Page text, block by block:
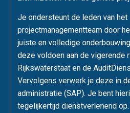
Je ondersteunt de leden van het
projectmanagementteam door
juiste en volledige
deze voldoen aan de vigerende
Rijkswaterstaat en de
Vervolgens verwerk je deze in
administratie (SAP). Je bent
tegelijkertijd dienstverlenend